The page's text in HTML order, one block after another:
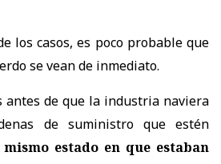
los casos, es poco probable que
se vean de inmediato.
antes de que la industria naviera
de suministro que estén
estado en que estaban